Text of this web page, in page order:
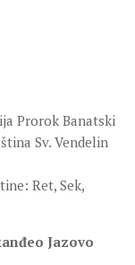
Prorok Banatski
Sv. Vendelin
Ret, Sek,
Jazovo